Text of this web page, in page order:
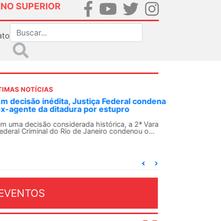
SUPERIOR
NOTÍCIAS
decisão inédita, Justiça Federal condena
agente da ditadura por estupro
uma decisão considerada histórica, a 2ª Vara
Criminal do Rio de Janeiro condenou o...
2026